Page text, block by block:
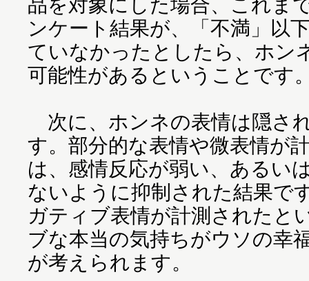
ンケート結果が、「不満」以
ていなかったとしたら、ホン
可能性があるということです
次に、ホンネの表情は隠さ
す。部分的な表情や微表情が
は、感情反応が弱い、あるい
ないように抑制された結果で
ガティブ表情が計測されたと
ブな本当の気持ちがウソの幸
が考えられます。